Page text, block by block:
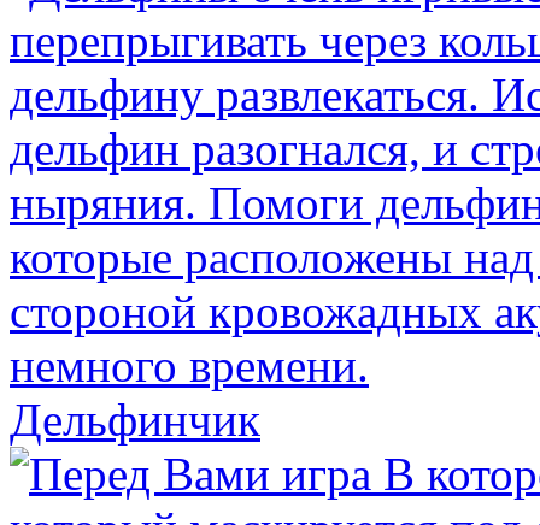
Дельфинчик